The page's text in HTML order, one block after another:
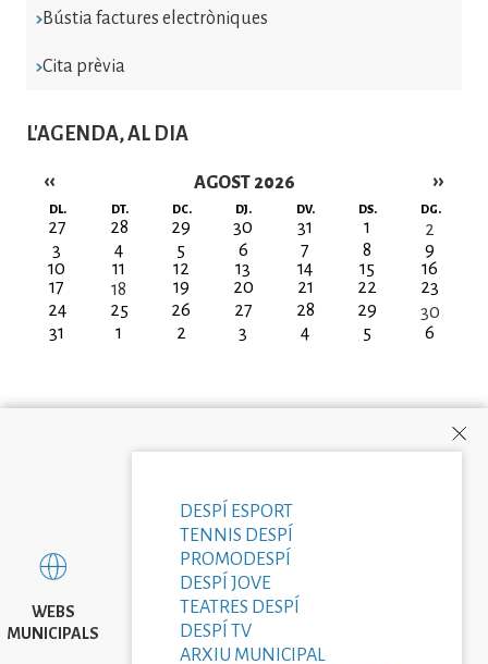
Bústia factures electròniques
Cita prèvia
L'AGENDA, AL DIA
AGOST 2026
Paginació
‹‹ ››
DL. DT. DC. DJ. DV. DS. DG.
27 28 29 30 31 1
2
3
4 5 6 7 8
9
10
11 12 13 14 15
16
17
18 19 20 21 22
23
24
25 26 27 28 29
30
31
1 2 3 4 5 6
WEBS
MUNICIPALS
DESPÍ ESPORT
TENNIS DESPÍ
PROMODESPÍ
DESPÍ JOVE
TEATRES DESPÍ
DESPÍ TV
ARXIU MUNICIPAL